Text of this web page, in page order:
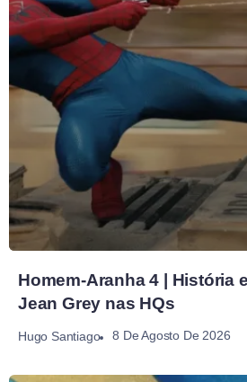
Homem-Aranha 4 | História
Jean Grey nas HQs
Hugo Santiago 8 De Agosto De 2026